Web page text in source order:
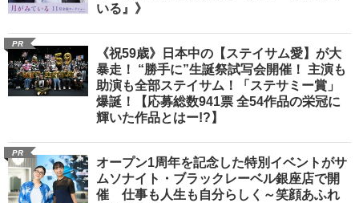
いる』》
PR
《祝59歳》日本中の【ステイサム愛】が大
暴走！ “勝手に”生誕祭試写会開催！ 主演も
助演も全部ステイサム！「ステサミー賞」
爆誕！【応募総数941票 全54作品の栄冠に
輝いた作品とはー!?】
PR
オープン1周年を記念した特別イベントがサ
ムソナイト・ブラックレーベル銀座店で開
催 仕事も人生も自分らしく～笑顔あふれ